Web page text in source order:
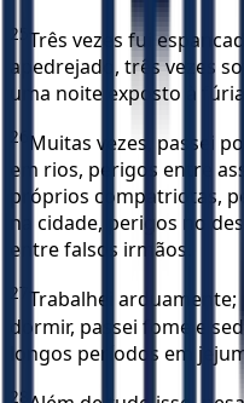
25 Três vezes fui
apedrejado, três vezes
uma noite exposto à fúria
26 Muitas vezes, passei
em rios, perigos entre
próprios compatriotas,
na cidade, perigos no
entre falsos irmãos.
27 Trabalhei
dormir, passei fome e
longos períodos em
28